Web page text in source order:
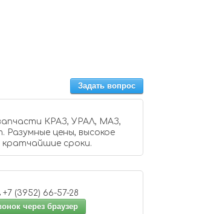
Задать вопрос
КРАЗ, УРАЛ, МАЗ,
цены, высокое
кратчайшие сроки.
+7 (3952) 66-57-28
через браузер